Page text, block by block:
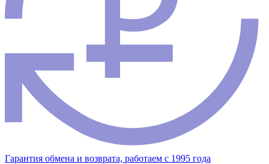
Гарантия обмена и возврата, работаем с 1995 года